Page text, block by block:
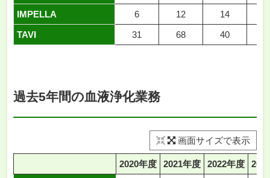
IMPELLA
6 12 14
TAVI
31 68 40
過去5年間の血液浄化業務
画面サイズで表示
2020年度 2021年度 2022年度